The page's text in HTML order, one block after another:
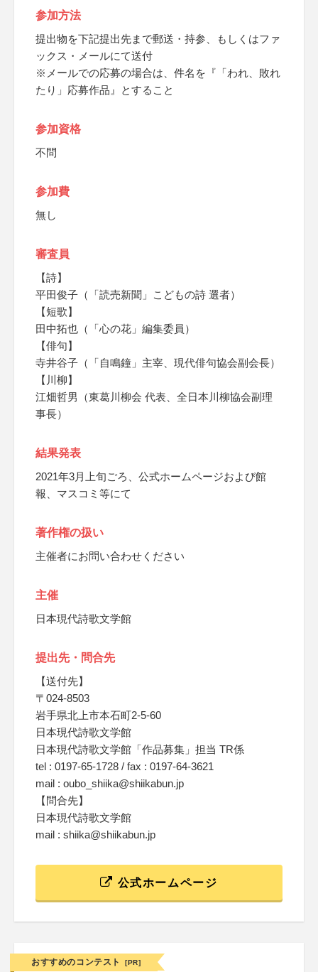
参加方法
提出物を下記提出先まで郵送・持参、もしくはファ
ックス・メールにて送付
※メールでの応募の場合は、件名を『「われ、敗れ
たり」応募作品』とすること
参加資格
不問
参加費
無し
審査員
【詩】
平田俊子（「読売新聞」こどもの詩 選者）
【短歌】
田中拓也（「心の花」編集委員）
【俳句】
寺井谷子（「自鳴鐘」主宰、現代俳句協会副会長）
【川柳】
江畑哲男（東葛川柳会 代表、全日本川柳協会副理
事長）
結果発表
2021年3月上旬ごろ、公式ホームページおよび館
報、マスコミ等にて
著作権の扱い
主催者にお問い合わせください
主催
日本現代詩歌文学館
提出先・問合先
【送付先】
〒024-8503
岩手県北上市本石町2-5-60
日本現代詩歌文学館
日本現代詩歌文学館「作品募集」担当 TR係
tel : 0197-65-1728 / fax : 0197-64-3621
mail : oubo_shiika@shiikabun.jp
【問合先】
日本現代詩歌文学館
mail : shiika@shiikabun.jp
公式ホームページ
おすすめのコンテスト [PR]